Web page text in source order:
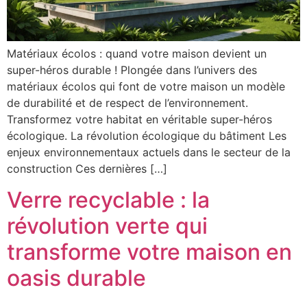
Matériaux écolos : quand votre maison devient un
super-héros durable ! Plongée dans l’univers des
matériaux écolos qui font de votre maison un modèle
de durabilité et de respect de l’environnement.
Transformez votre habitat en véritable super-héros
écologique. La révolution écologique du bâtiment Les
enjeux environnementaux actuels dans le secteur de la
construction Ces dernières […]
Verre recyclable : la
révolution verte qui
transforme votre maison en
oasis durable